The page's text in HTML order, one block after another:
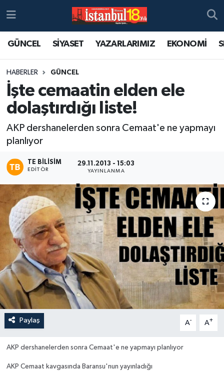
GÜNCEL SİYASET YAZARLARIMIZ EKONOMİ
HABERLER GÜNCEL
İşte cemaatin elden ele
dolaştırdığı liste!
AKP dershanelerden sonra Cemaat'e ne yapmayı
planlıyor
TE BILISIM
EDITÖR
29.11.2013 - 15:03
YAYINLANMA
Paylaş A- A+
AKP dershanelerden sonra Cemaat'e ne yapmayı planlıyor
AKP Cemaat kavgasında Baransu'nun yayınladığı